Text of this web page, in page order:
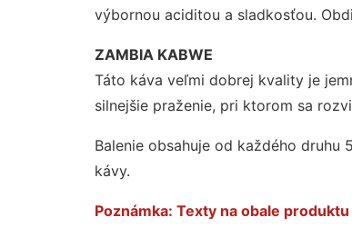
výbornou aciditou a sladkosťou.
ZAMBIA KABWE
Táto káva veľmi dobrej kvality je
silnejšie praženie, pri ktorom sa
Balenie obsahuje od každého
kávy.
Poznámka: Texty na obale